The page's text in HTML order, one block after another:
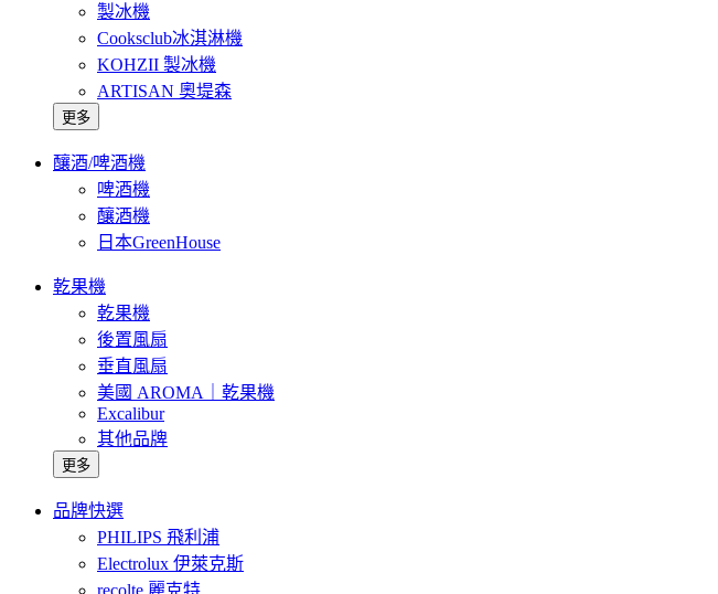
製冰機
Cooksclub冰淇淋機
KOHZII 製冰機
ARTISAN 奧堤森
更多
釀酒/啤酒機
啤酒機
釀酒機
日本GreenHouse
乾果機
乾果機
後置風扇
垂直風扇
美國 AROMA｜乾果機
Excalibur
其他品牌
更多
品牌快選
PHILIPS 飛利浦
Electrolux 伊萊克斯
recolte 麗克特